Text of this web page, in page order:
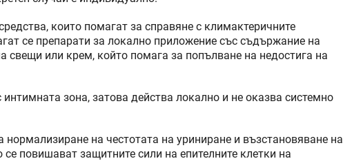
които помагат за справяне с климактеричните
се препарати за локално приложение със съдържание на
свещи или крем, който помага за попълване на недостига на
зона, затова действа локално и не оказва системно
нормализиране на честотата на уриниране и възстановяване на
повишават защитните сили на епителните клетки на